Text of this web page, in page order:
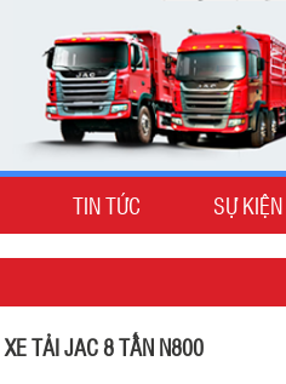
TIN TỨC SỰ KIỆN
XE TẢI JAC 8 TẤN N800